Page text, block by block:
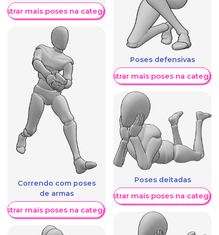
mais poses na categoria
Correndo com poses
de armas
mais poses na categoria
Poses defensivas
Mostrar mais poses na
Poses deitadas
Mostrar mais poses na